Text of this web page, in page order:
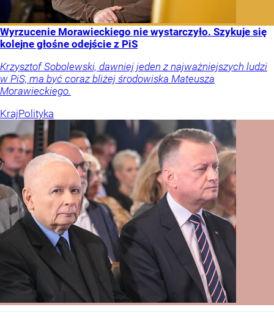
Wyrzucenie Morawieckiego nie wystarczyło. Szykuje się
kolejne głośne odejście z PiS
Krzysztof Sobolewski, dawniej jeden z najważniejszych ludzi
w PiS, ma być coraz bliżej środowiska Mateusza
Morawieckiego.
KrajPolityka